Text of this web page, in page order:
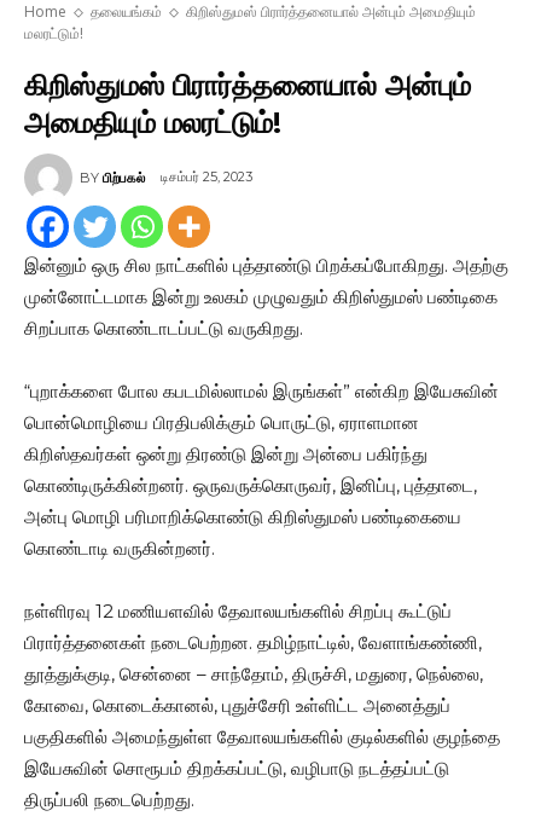
Home தலையங்கம்
கிறிஸ்துமஸ் பிரார்த்தனையால் அன்பும் அமைதியும்
மலரட்டும்!
கிறிஸ்துமஸ் பிரார்த்தனையால் அன்பும்
அமைதியும் மலரட்டும்!
BY பிற்பகல் டிசம்பர் 25, 2023
இன்னும் ஒரு சில நாட்களில் புத்தாண்டு பிறக்கப்போகிறது. அதற்கு
முன்னோட்டமாக இன்று உலகம் முழுவதும் கிறிஸ்துமஸ் பண்டிகை
சிறப்பாக கொண்டாடப்பட்டு வருகிறது.
“புறாக்களை போல கபடமில்லாமல் இருங்கள்” என்கிற இயேசுவின்
பொன்மொழியை பிரதிபலிக்கும் பொருட்டு, ஏராளமான
கிறிஸ்தவர்கள் ஒன்று திரண்டு இன்று அன்பை பகிர்ந்து
கொண்டிருக்கின்றனர். ஒருவருக்கொருவர், இனிப்பு, புத்தாடை,
அன்பு மொழி பரிமாறிக்கொண்டு கிறிஸ்துமஸ் பண்டிகையை
கொண்டாடி வருகின்றனர்.
நள்ளிரவு 12 மணியளவில் தேவாலயங்களில் சிறப்பு கூட்டுப்
பிரார்த்தனைகள் நடைபெற்றன. தமிழ்நாட்டில், வேளாங்கண்ணி,
தூத்துக்குடி, சென்னை – சாந்தோம், திருச்சி, மதுரை, நெல்லை,
கோவை, கொடைக்கானல், புதுச்சேரி உள்ளிட்ட அனைத்துப்
பகுதிகளில் அமைந்துள்ள தேவாலயங்களில் குடில்களில் குழந்தை
இயேசுவின் சொரூபம் திறக்கப்பட்டு, வழிபாடு நடத்தப்பட்டு
திருப்பலி நடைபெற்றது.